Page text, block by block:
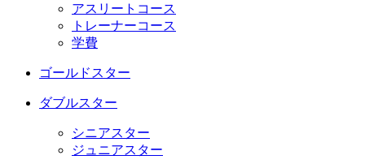
アスリートコース
トレーナーコース
学費
ゴールドスター
ダブルスター
シニアスター
ジュニアスター